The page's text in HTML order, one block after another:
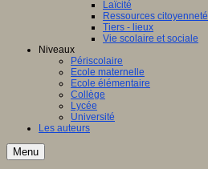
Laïcité
Ressources citoyenneté
Tiers - lieux
Vie scolaire et sociale
Niveaux
Périscolaire
Ecole maternelle
Ecole élémentaire
Collège
Lycée
Université
Les auteurs
Menu